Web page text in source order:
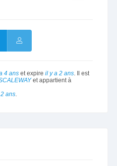
4 anset expire il y a 2 ans. Il est
et appartient à
ans.